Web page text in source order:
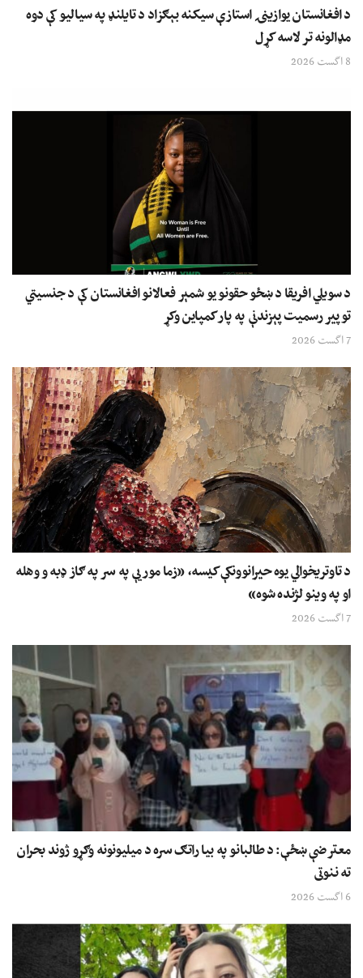
د افغانستان یوازینۍ استازې سیکنه بېګزاد د تایلنډ په سیالیو کې دوه
مډالونه تر لاسه کړل
8 اگست 2026
د سویلي افریقا د ښځو حقونو یو شمېر فعالانو افغانستان کې د جنسیتي
توپیر رسمیت پېزندنې په پار کمپاین وکړ
7 اگست 2026
د تاوتریخوالي یوه حیرانوونکې کیسه، «زما مور یې په سر په ګاز ډبه و وهله
او په وینو لژنده شوه»
7 اگست 2026
معترضې ښځې: د طالبانو په بیا راتګ سره د میلیونونه وګړو ژوند بحران
ته ننوتی
6 اگست 2026